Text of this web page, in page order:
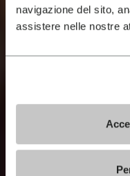
navigazione del sito,
assistere nelle nostre